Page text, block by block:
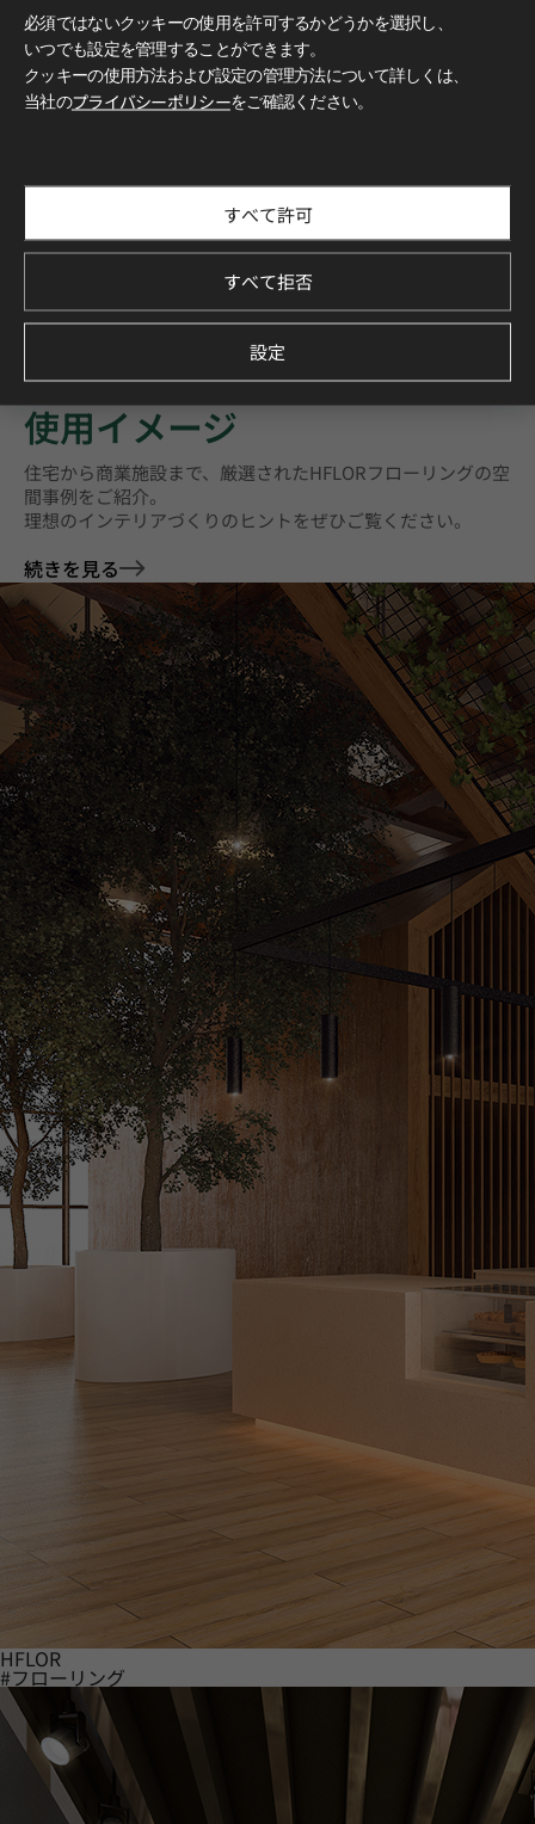
使用イメージ
住宅から商業施設まで、厳選されたHFLORフローリングの空
間事例をご紹介。
理想のインテリアづくりのヒントをぜひご覧ください。
続きを見る
HFLOR
#フローリング
必須ではないクッキーの使用を許可するかどうかを選択し、
いつでも設定を管理することができます。
クッキーの使用方法および設定の管理方法について詳しくは、
当社のプライバシーポリシーをご確認ください。
すべて許可
すべて拒否
設定